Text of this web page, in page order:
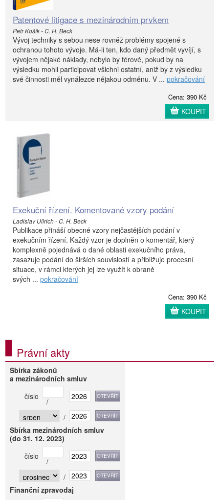
Patentové litigace s mezinárodním prvkem
Petr Košík - C. H. Beck
Vývoj techniky s sebou nese rovněž problémy spojené s
ochranou tohoto vývoje. Má-li ten, kdo daný předmět vyvíjí, s
vývojem nějaké náklady, nebylo by férové, pokud by na
výsledku mohli participovat všichni ostatní, aniž by z výsledku
své činnosti měl vynálezce nějakou odměnu. V ... pokračování
Cena: 390 Kč
KOUPIT
Exekuční řízení. Komentované vzory podání
Ladislav Ullrich - C. H. Beck
Publikace přináší obecné vzory nejčastějších podání v
exekučním řízení. Každý vzor je doplněn o komentář, který
komplexně pojednává o dané oblasti exekučního práva,
zasazuje podání do širších souvislostí a přibližuje procesní
situace, v rámci kterých jej lze využít k obraně
svých ... pokračování
Cena: 390 Kč
KOUPIT
Právní akty
Sbírka zákonů
a mezinárodních smluv
číslo
/
/
Sbírka mezinárodních smluv
(do 31. 12. 2023)
číslo
/
/
Finanční zpravodaj